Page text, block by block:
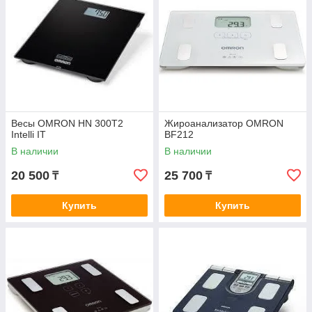
точные результаты.
Используйте в одно и то же время суток
Чтобы получить более точные результаты,
используйте весы в одно и то же время суток. Это
поможет избежать изменений в вашем весе и уровне
жира в организме, вызванных различными
Будьте последовательны
Для того, чтобы получить более точные результаты,
используйте весы регулярно и будьте
вам отслеживать изменения в вашем теле и
Жироанализатор Оmron
Модели Omron - это один из самых точных и
Весы OMRON HN 300T2
Intelli IT
В наличии
20 500 ₸
Купить
Жироанализатор OMRON
BF212
В наличии
25 700 ₸
Купить